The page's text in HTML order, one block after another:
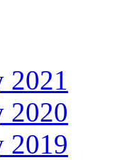
2021
2020
2019